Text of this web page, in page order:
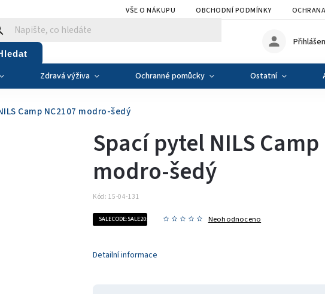
VŠE O NÁKUPU OBCHODNÍ PODMÍNKY
Zdravá výživa Ochranné pomůcky Ostatní
Camp NC2107 modro-šedý
Spací pytel NILS Camp
modro-šedý
Kód: 15-04-131
SALECODE:SALE20:20:% Neohodnoceno
Detailní informace